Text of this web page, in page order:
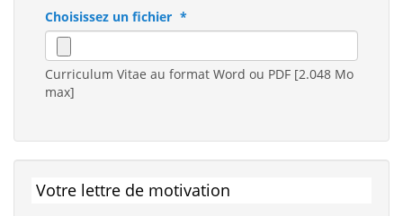
Choisissez un fichier
Curriculum Vitae au format Word ou PDF [2.048 Mo
max]
Votre lettre de motivation